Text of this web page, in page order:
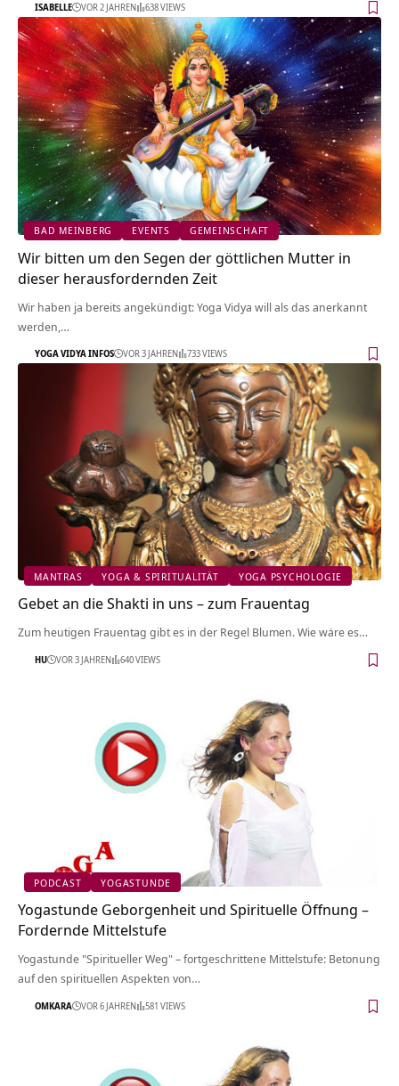
ISABELLE VOR 2 JAHREN 638 VIEWS
BAD MEINBERG EVENTS GEMEINSCHAFT
Wir bitten um den Segen der göttlichen Mutter in
dieser herausfordernden Zeit
Wir haben ja bereits angekündigt: Yoga Vidya will als das anerkannt
werden,…
YOGA VIDYA INFOS VOR 3 JAHREN 733 VIEWS
MANTRAS YOGA & SPIRITUALITÄT YOGA PSYCHOLOGIE
Gebet an die Shakti in uns – zum Frauentag
Zum heutigen Frauentag gibt es in der Regel Blumen. Wie wäre es…
HU VOR 3 JAHREN 640 VIEWS
PODCAST YOGASTUNDE
Yogastunde Geborgenheit und Spirituelle Öffnung –
Fordernde Mittelstufe
Yogastunde "Spiritueller Weg" – fortgeschrittene Mittelstufe: Betonung
auf den spirituellen Aspekten von…
OMKARA VOR 6 JAHREN 581 VIEWS